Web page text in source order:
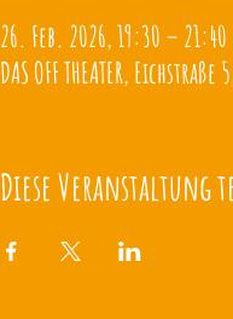
26. Feb. 2026, 19:30 – 21:40
DAS OFF THEATER,
Diese Veranstaltung